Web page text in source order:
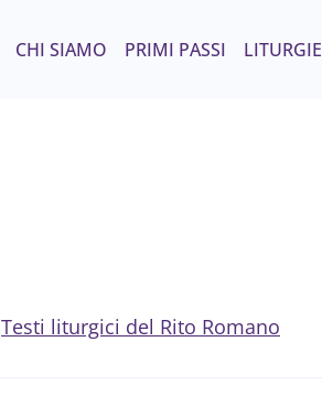
CHI SIAMO PRIMI PASSI LITURGIE
Testi liturgici del Rito Romano